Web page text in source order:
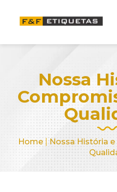
Nossa
Home|Nossa História